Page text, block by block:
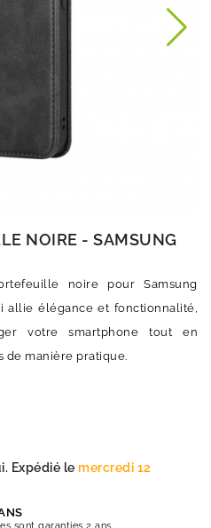
NOIRE - SAMSUNG
noire pour Samsung
allie élégance et fonctionnalité,
votre smartphone tout en
de manière pratique.
Expédié le mercredi 12